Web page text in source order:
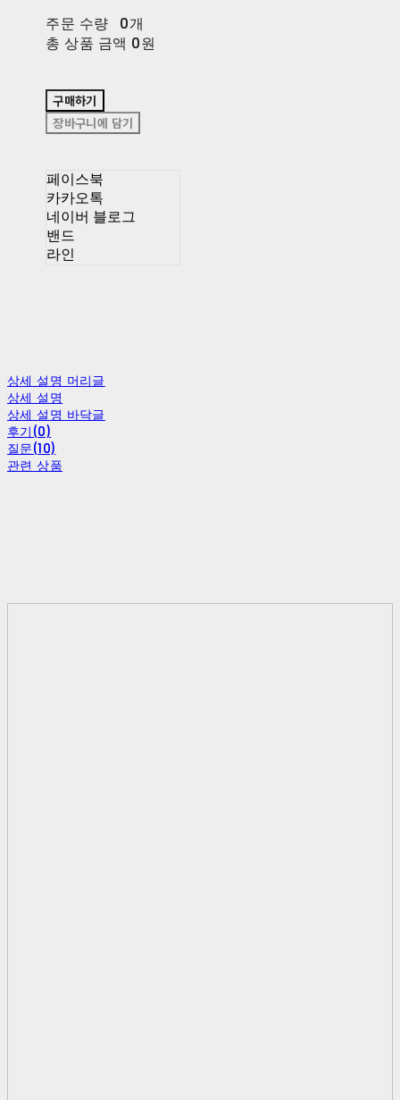
주문 수량
0개
총 상품 금액 0원
구매하기
장바구니에 담기
페이스북
카카오톡
네이버 블로그
밴드
라인
상세 설명 머리글
상세 설명
상세 설명 바닥글
후기(0)
질문(10)
관련 상품